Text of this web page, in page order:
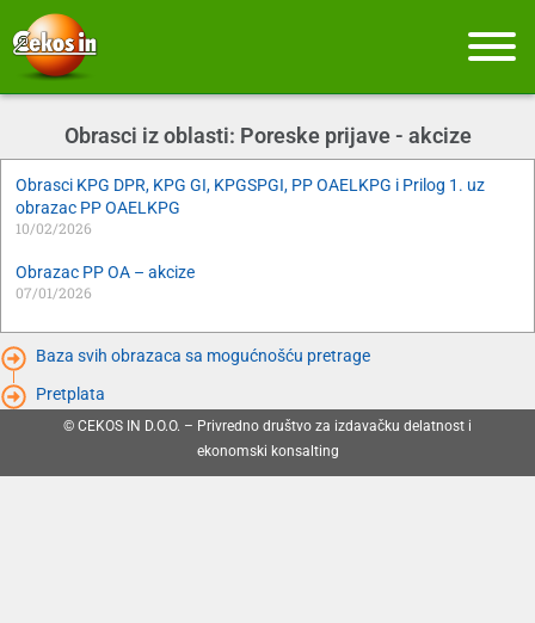
Obrasci iz oblasti: Poreske prijave - akcize
Obrasci KPG DPR, KPG GI, KPGSPGI, PP OAELKPG i Prilog 1. uz
obrazac PP OAELKPG
10/02/2026
Obrazac PP OA – akcize
07/01/2026
Baza svih obrazaca sa mogućnošću pretrage
Pretplata
© CEKOS IN D.O.O. – Privredno društvo za izdavačku delatnost i
ekonomski konsalting